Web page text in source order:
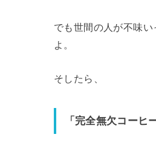
でも世間の人が不味
よ。
そしたら、
「完全無欠コーヒ